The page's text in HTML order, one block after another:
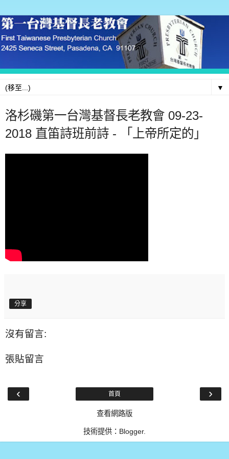
▼
洛杉磯第一台灣基督長老教會 09-23-
2018 直笛詩班前詩 - 「上帝所定的」
分享
沒有留言:
張貼留言
‹ ›
首頁
查看網路版
技術提供： Blogger.